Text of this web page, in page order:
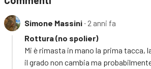
Simone Massini ∙ 2 anni fa
Rottura (no spolier)
Mi è rimasta in mano la prima tacca,
il grado non cambia ma